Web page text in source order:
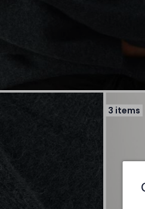
3 items